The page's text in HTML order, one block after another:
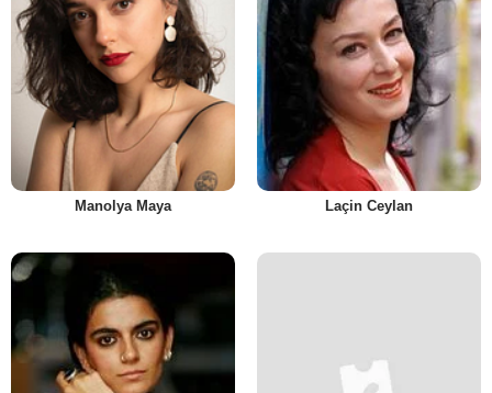
Manolya Maya Laçin Ceylan